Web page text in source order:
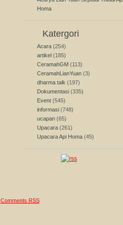
Homa
Katergori
Acara (254)
artikel (185)
CeramahGM (113)
CeramahLianYuan (3)
dharma talk (197)
Dokumentasi (335)
Event (545)
informasi (748)
ucapan (65)
Upacara (261)
Upacara Api Homa (45)
Comments RSS